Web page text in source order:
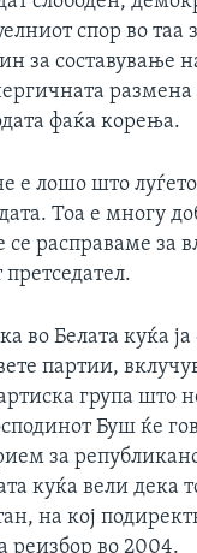
спор во таа
за составување
фаќа корења.
е лошо што луѓето
Тоа е многу
расправаме за
во Белата куќа
партии,
група што
Буш ќе
за
куќа вели дека
на кој
реизбор во 2004.